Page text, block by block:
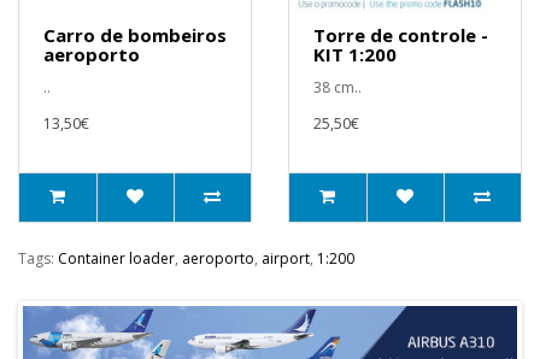
Carro de bombeiros
aeroporto
..
13,50€
Torre de controle -
KIT 1:200
38 cm..
25,50€
Tags: Container loader, aeroporto, airport, 1:200